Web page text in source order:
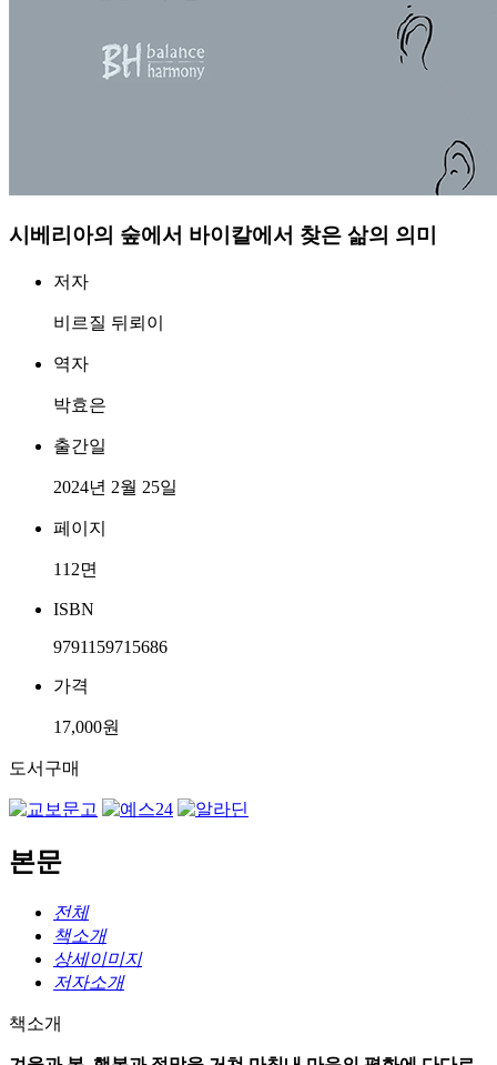
시베리아의 숲에서 바이칼에서 찾은 삶의 의미
저자
비르질 뒤뢰이
역자
박효은
출간일
2024년 2월 25일
페이지
112면
ISBN
9791159715686
가격
17,000원
도서구매
본문
전체
책소개
상세이미지
저자소개
책소개